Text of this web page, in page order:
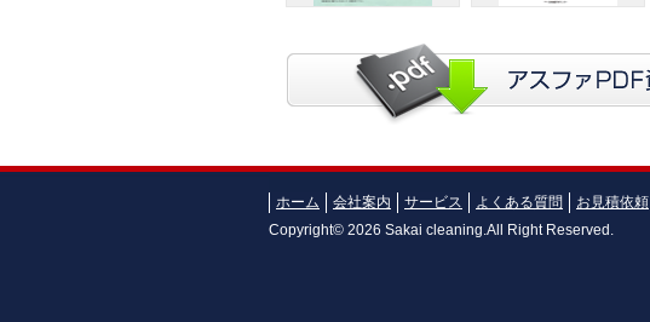
ホーム 会社案内 サービス よくある質問 お見積依頼
Copyright© 2026 Sakai cleaning.All Right Reserved.